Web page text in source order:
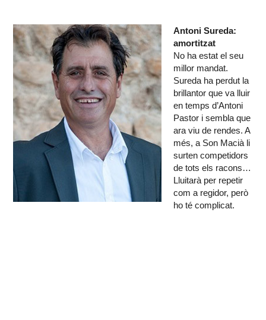
Antoni Sureda:
amortitzat
No ha estat el seu
millor mandat.
Sureda ha perdut la
brillantor que va lluir
en temps d’Antoni
Pastor i sembla que
ara viu de rendes. A
més, a Son Macià li
surten competidors
de tots els racons…
Lluitarà per repetir
com a regidor, però
ho té complicat.